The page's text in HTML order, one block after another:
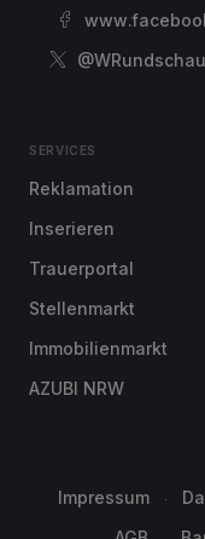
@WRundschau
SERVICES
Reklamation
Inserieren
Trauerportal
Stellenmarkt
Immobilienmarkt
AZUBI NRW
Impressum